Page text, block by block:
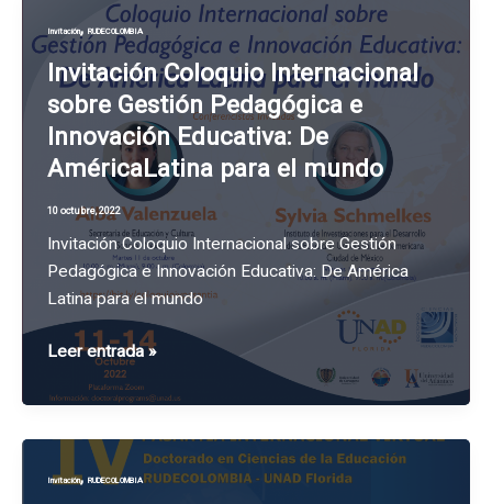
apertura
del
IV
CONGRESO
INTERNACIONAL
de
RUDECOLOMBIA
!
Invitación,RUDECOLOMBIA
Invitación Coloquio Internacional
sobre Gestión Pedagógica e
Innovación Educativa: De
AméricaLatina para el mundo
10 octubre, 2022
Invitación Coloquio Internacional sobre Gestión
Pedagógica e Innovación Educativa: De América
Latina para el mundo
Invitación
Coloquio
Internacional
Gestión
Pedagógica
Leer entrada »
Invitación,RUDECOLOMBIA